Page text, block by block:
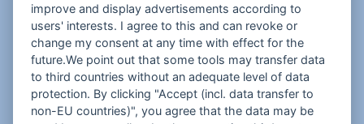
Interventionsrechte), wobei für die jeweiligen
Ausübungsvoraussetzungen auf die angeführte
Rechtsgrundlage verwiesen wird:
Auskunftsrecht gemäß Art. 15 DSGVO;
Recht auf Berichtigung gemäß Art. 16 DSGVO;
improve and display advertisements according to
users' interests. I agree to this and can revoke or
change my consent at any time with effect for the
future.We point out that some tools may transfer data
to third countries without an adequate level of data
protection. By clicking "Accept (incl. data transfer to
non-EU countries)", you agree that the data may be